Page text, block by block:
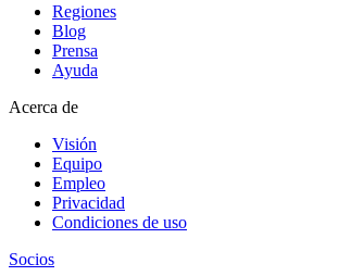
Regiones
Blog
Prensa
Ayuda
Acerca de
Visión
Equipo
Empleo
Privacidad
Condiciones de uso
Socios